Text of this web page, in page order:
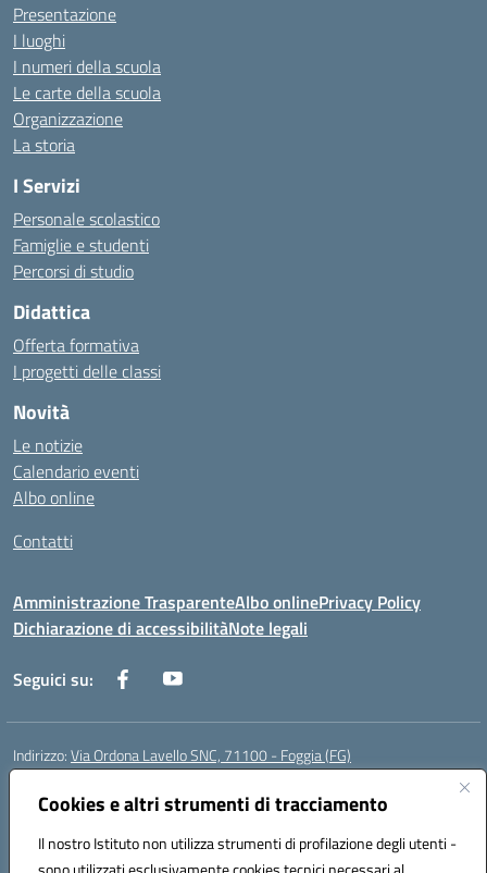
Cookies e altri strumenti di tracciamento
Il nostro Istituto non utilizza strumenti di profilazione degli utenti -
Presentazione
I luoghi
I numeri della scuola
Le carte della scuola
Organizzazione
La storia
I Servizi
Personale scolastico
Famiglie e studenti
Percorsi di studio
Didattica
Offerta formativa
I progetti delle classi
Novità
Le notizie
Calendario eventi
Albo online
Contatti
Amministrazione TrasparenteAlbo onlinePrivacy Policy
Dichiarazione di accessibilitàNote legali
Seguici su:
Indirizzo:Via Ordona Lavello SNC, 71100 - Foggia (FG)
Centralino:
Posta elettronica certificata (PEC):fgmm00700x@pec.istruzione.it
Codice fiscale: 80002860718
Codice meccanografico:FGMM00700X